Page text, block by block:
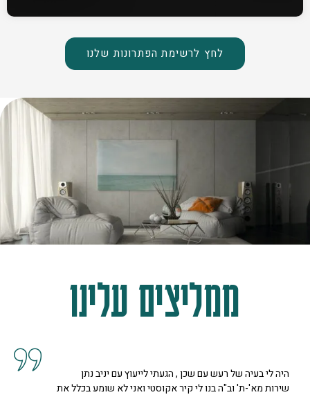
לחץ לרשימת הפתרונות שלנו
ממליצים עלינו
לייעוץ עם יניב נתן
ואני לא שומע בכלל את
קיבלנו שרות מצוין, הסברים
נחמדה מאוד בשם קרן היא